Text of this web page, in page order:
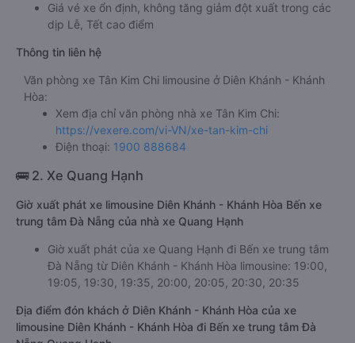
Giá vé xe ổn định, không tăng giảm đột xuất trong các
dịp Lễ, Tết cao điểm
Thông tin liên hệ
Văn phòng xe Tân Kim Chi limousine ở Diên Khánh - Khánh
Hòa:
Xem địa chỉ văn phòng nhà xe Tân Kim Chi:
https://vexere.com/vi-VN/xe-tan-kim-chi
Điện thoại: 1900 888684
🚌 2. Xe Quang Hạnh
Giờ xuất phát xe limousine Diên Khánh - Khánh Hòa Bến xe
trung tâm Đà Nẵng của nhà xe Quang Hạnh
Giờ xuất phát của xe Quang Hạnh đi Bến xe trung tâm
Đà Nẵng từ Diên Khánh - Khánh Hòa limousine: 19:00,
19:05, 19:30, 19:35, 20:00, 20:05, 20:30, 20:35
Địa điểm đón khách ở Diên Khánh - Khánh Hòa của xe
limousine Diên Khánh - Khánh Hòa đi Bến xe trung tâm Đà